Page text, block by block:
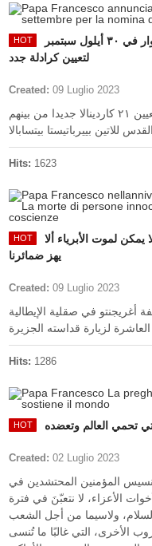
البابا فرنسيس يعلن عن عقد كونسيستوار في ٣٠ أيلول سبتمبر
لتعيين كرادلة جدد
Created: 09 Luglio 2023
كونسيستوار في ٣٠ أيلول سبتمبر لتعيين ٢١ كاردينالا جديدا من بينهم
Hits: 1623
يمكن لموت الأبرياء ألا
يهز ضمائرنا
Created: 09 Luglio 2023
أغريجنتو في صقلية الإيطالية
Hits: 1286
تحمي العالم وتعضده
Created: 02 Luglio 2023
فرنسيس المؤمنين المحتشدين في
الأعزاء، لا نتعبّنَ في فترة
ولاسيما من أجل الشعب
الأخرى، التي غالبًا ما تُنسى